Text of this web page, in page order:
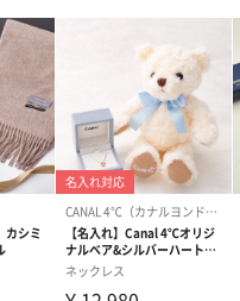
るみを同梱してお届けします
・出産祝いなどのシーンにお